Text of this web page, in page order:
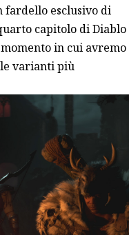
esclusivo di
capitolo di Diablo
in cui avremo
varianti più